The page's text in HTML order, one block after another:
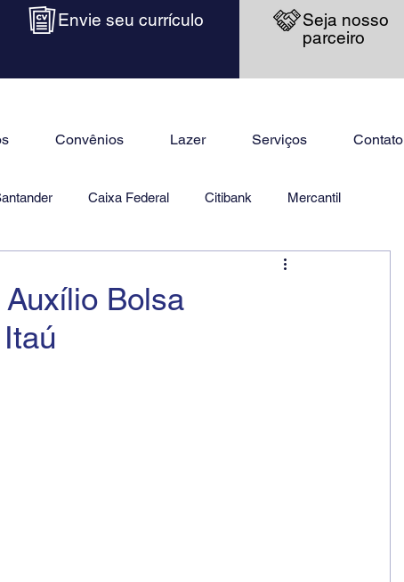
Envie seu currículo
Seja nosso
parceiro
Convênios Lazer Serviços Contato
Caixa Federal Citibank Mercantil
Bolsa